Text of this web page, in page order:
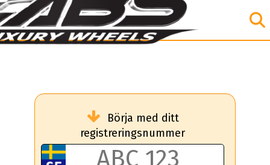
Börja med ditt
registreringsnummer